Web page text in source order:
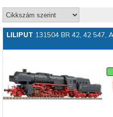
LILIPUT 131504 BR 42, 42 547,